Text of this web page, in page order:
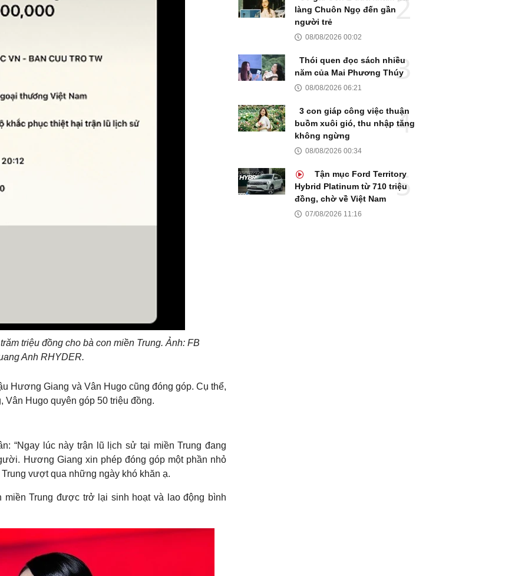
triệu đồng cho bà con miền Trung. Ảnh: FB
Anh RHYDER.
Hương Giang và Vân Hugo cũng đóng góp. Cụ thể,
Hugo quyên góp 50 triệu đồng.
“Ngay lúc này trận lũ lịch sử tại miền Trung đang
Hương Giang xin phép đóng góp một phần nhỏ
vượt qua những ngày khó khăn ạ.
Trung được trở lại sinh hoạt và lao động bình
làng Chuôn Ngọ đến gần
người trẻ
08/08/2026 00:02
Thói quen đọc sách nhiều
năm của Mai Phương Thúy
08/08/2026 06:21
3 con giáp công việc thuận
buồm xuôi gió, thu nhập tăng
không ngừng
08/08/2026 00:34
Tận mục Ford Territory
Hybrid Platinum từ 710 triệu
đồng, chờ về Việt Nam
07/08/2026 11:16